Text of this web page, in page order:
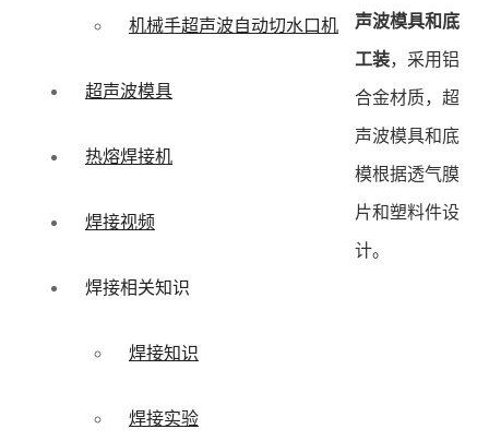
机械手超声波自动切水口机
超声波模具
热熔焊接机
焊接视频
焊接相关知识
焊接知识
焊接实验
声波模具和底
工装，采用铝
合金材质，超
声波模具和底
模根据透气膜
片和塑料件设
计。